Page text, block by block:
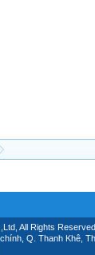
All Rights Reserved.
Q. Thanh Khê,